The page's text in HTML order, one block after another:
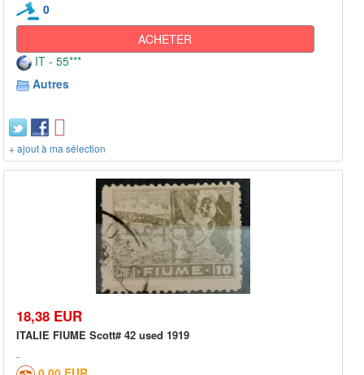
0
ACHETER
IT - 55***
Autres
+ ajout à ma sélection
18,38 EUR
ITALIE FIUME Scott# 42 used 1919